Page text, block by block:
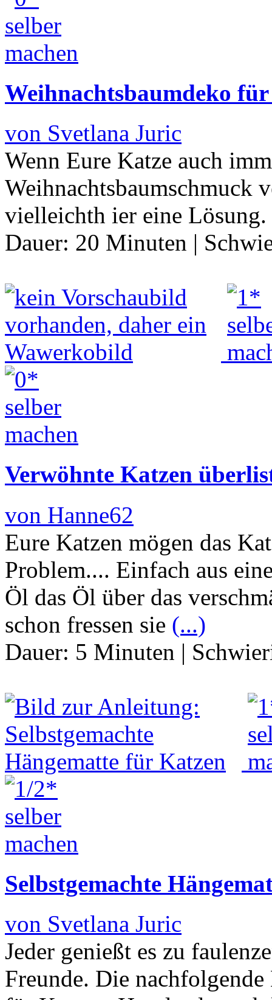
Weihnachtsbaumdeko
von Svetlana Juric
Wenn Eure Katze auch
Weihnachtsbaumschmuck
vielleichth ier eine Lösung.
Dauer: 20 Minuten |
Verwöhnte Katzen
von Hanne62
Eure Katzen mögen das
Problem.... Einfach aus
Öl das Öl über das
schon fressen sie (...)
Dauer: 5 Minuten |
Selbstgemachte
von Svetlana Juric
Jeder genießt es zu
Freunde. Die